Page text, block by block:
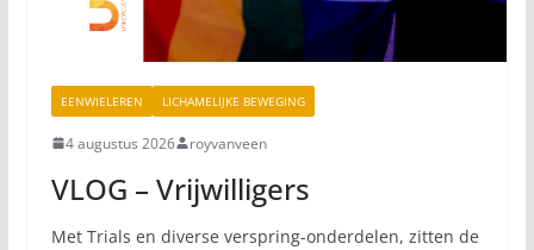
EENWIELEREN LICHAMELIJKE BEWEGING
4 augustus 2026 royvanveen
VLOG – Vrijwilligers
Met Trials en diverse verspring-onderdelen, zitten de